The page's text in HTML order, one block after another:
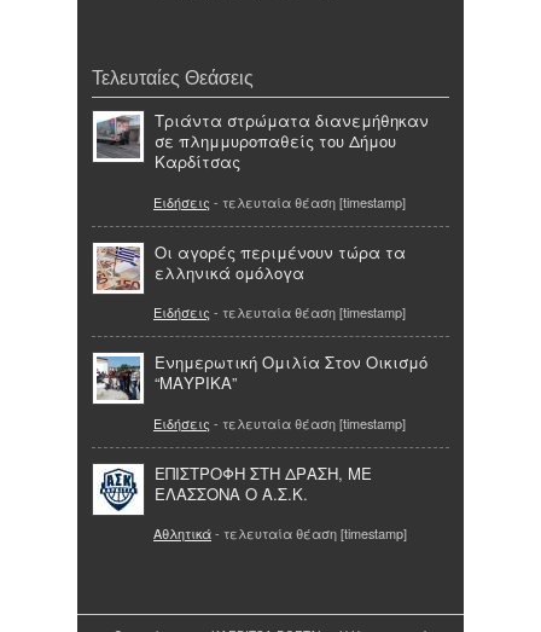
Τελευταίες Θεάσεις
Τριάντα στρώματα διανεμήθηκαν
σε πλημμυροπαθείς του Δήμου
Καρδίτσας
Ειδήσεις - τελευταία θέαση [timestamp]
Οι αγορές περιμένουν τώρα τα
ελληνικά ομόλογα
Ειδήσεις - τελευταία θέαση [timestamp]
Ενημερωτική Ομιλία Στον Οικισμό
“ΜΑΥΡΙΚΑ”
Ειδήσεις - τελευταία θέαση [timestamp]
ΕΠΙΣΤΡΟΦΗ ΣΤΗ ΔΡΑΣΗ, ΜΕ
ΕΛΑΣΣΟΝΑ Ο Α.Σ.Κ.
Αθλητικά- τελευταία θέαση [timestamp]